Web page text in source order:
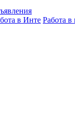
в Инте Работа в